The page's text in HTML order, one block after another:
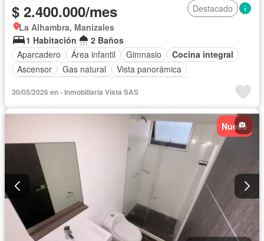
$ 2.400.000/mes
Destacado
La Alhambra, Manizales
1 Habitación
2 Baños
Aparcadero
Área infantil Gimnasio
Cocina integral
Ascensor
Gas natural
Vista panorámica
30/05/2026 en - Inmobiliaria Vista SAS
Nuevo